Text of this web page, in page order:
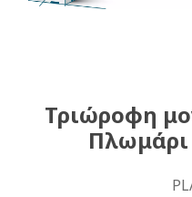
Τριώροφη